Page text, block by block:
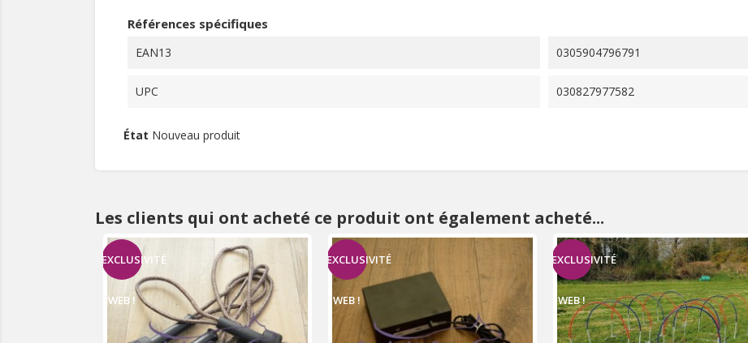
Références spécifiques
EAN13 0305904796791
UPC 030827977582
État Nouveau produit
Les clients qui ont acheté ce produit ont également acheté...
EXCLUSIVITÉ
WEB !
EXCLUSIVITÉ
WEB !
EXCLUSIVITÉ
WEB !